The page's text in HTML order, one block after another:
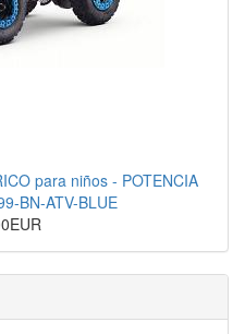
para niños - POTENCIA
BN-ATV-BLUE